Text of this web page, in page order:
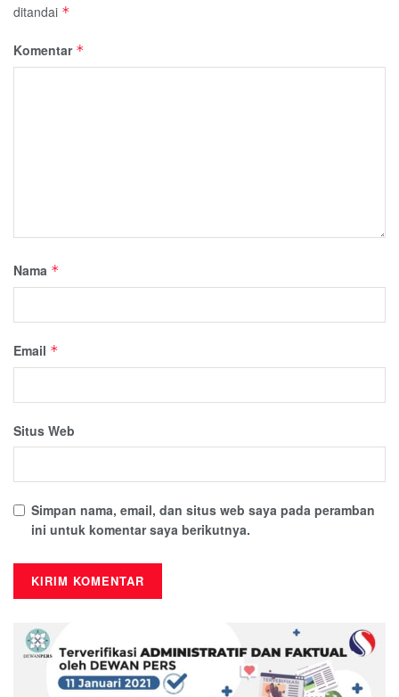
ditandai *
Komentar *
Nama *
Email *
Situs Web
Simpan nama, email, dan situs web saya pada peramban
ini untuk komentar saya berikutnya.